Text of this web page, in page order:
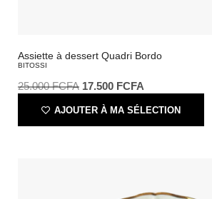
Assiette à dessert Quadri Bordo
BITOSSI
25.000FCFA 17.500 FCFA
AJOUTER À MA SÉLECTION